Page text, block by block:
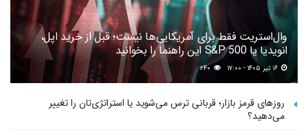
وال‌استریت فقط برای آمریکایی‌ها نیست؛ قبل از خرید اپل،
انویدیا یا S&P 500 این راهنما را بخوانید
۲۴۰
روزهای قرمز بازار؛ قربانی ترس می‌شوید یا استراتژی‌تان را تغییر
می‌دهید؟